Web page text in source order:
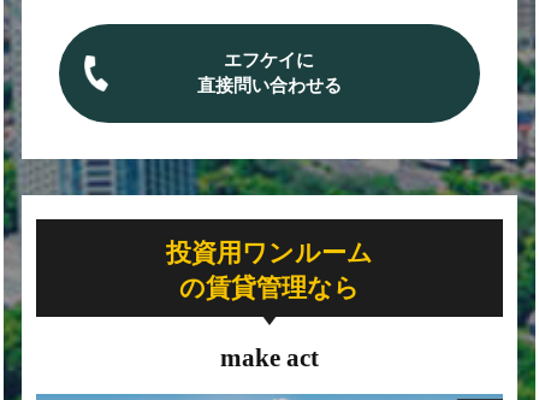
エフケイに
直接問い合わせる
投資用ワンルーム
の賃貸管理なら
make act